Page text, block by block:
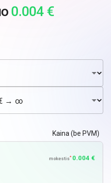
0.004 €
Kaina (be PVM)
mokestis* 0.004 €